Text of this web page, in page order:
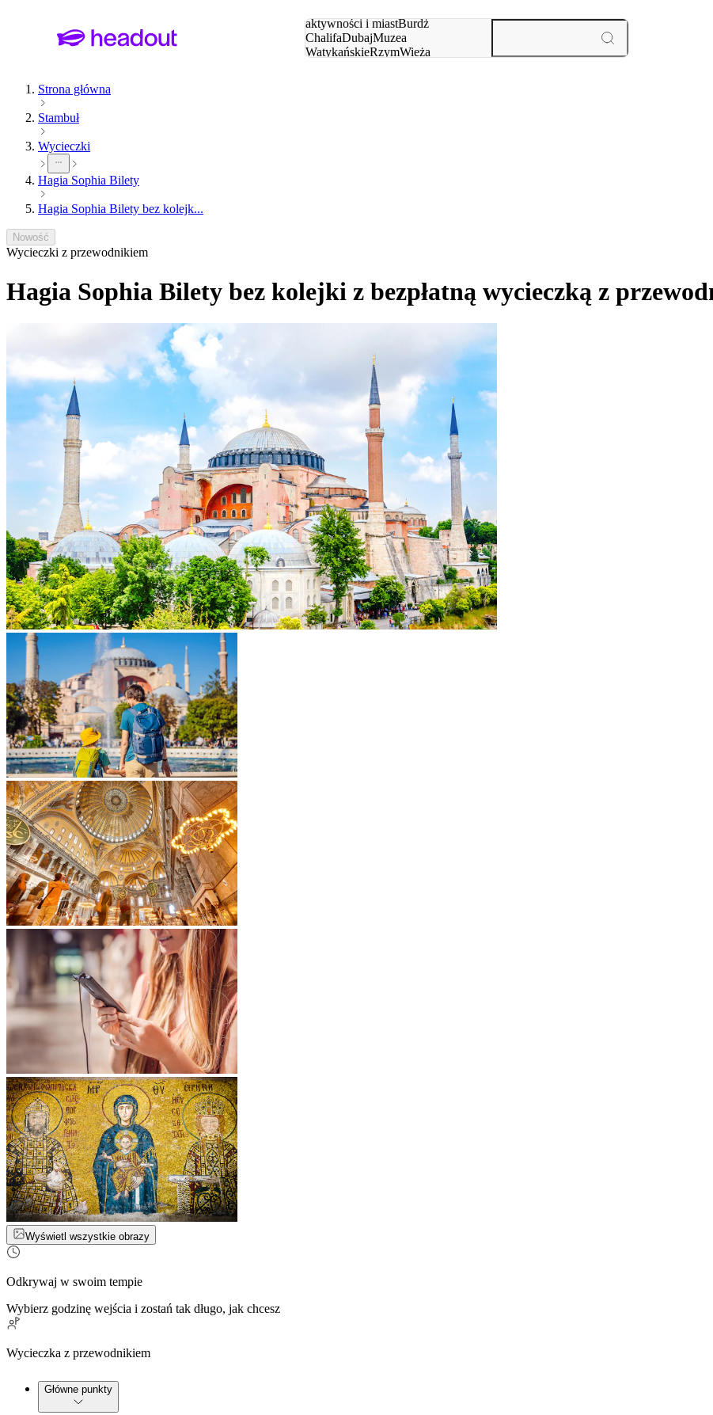
aktywności i miastBurdż
ChalifaDubajMuzea
WatykańskieRzymWieża
Strona główna
Stambuł
Wycieczki
Hagia Sophia Bilety
Hagia Sophia Bilety bez kolejk...
Nowość
Wycieczki z przewodnikiem
Hagia Sophia Bilety bez kolejki z bezpłatną wycieczką z
Wyświetl wszystkie obrazy
Odkrywaj w swoim tempie
Wybierz godzinę wejścia i zostań tak długo, jak chcesz
Wycieczka z przewodnikiem
Główne punkty